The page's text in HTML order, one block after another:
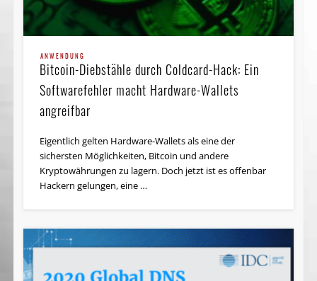
ANWENDUNG
Bitcoin-Diebstähle durch Coldcard-Hack: Ein
Softwarefehler macht Hardware-Wallets
angreifbar
Eigentlich gelten Hardware-Wallets als eine der
sichersten Möglichkeiten, Bitcoin und andere
Kryptowährungen zu lagern. Doch jetzt ist es offenbar
Hackern gelungen, eine …